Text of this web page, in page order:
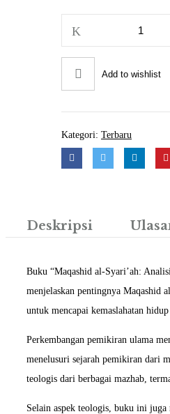
Reformulasi
PengembanganAdd to wishlist
Kategori: Terbaru
Deskripsi
Buku “Maqashid al-Syari’ah:
menjelaskan pentingnya Maqashid
untuk mencapai kemaslahatan
Perkembangan pemikiran ulama
menelusuri sejarah pemikiran dari
teologis dari berbagai mazhab,
Selain aspek teologis, buku ini